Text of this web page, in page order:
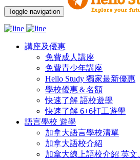
Toggle navigation
講座及優惠
免費成人講座
免費青少年講座
Hello Study 獨家最新優惠
學校優惠＆名額
快速了解 語校遊學
快速了解 6+6打工遊學
語言學校 遊學
加拿大語言學校清單
加拿大語校介紹
加拿大線上語校介紹 英文